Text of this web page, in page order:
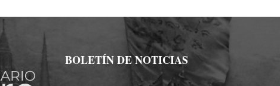
BOLETÍN DE NOTICIAS